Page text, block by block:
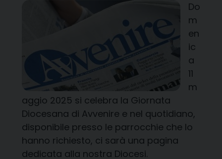
Do
m
en
ic
a
11
m
aggio 2025 si celebra la Giornata
Diocesana di Avvenire e nel quotidiano,
disponibile presso le parrocchie che lo
hanno richiesto, ci sarà una pagina
dedicata alla nostra Diocesi.